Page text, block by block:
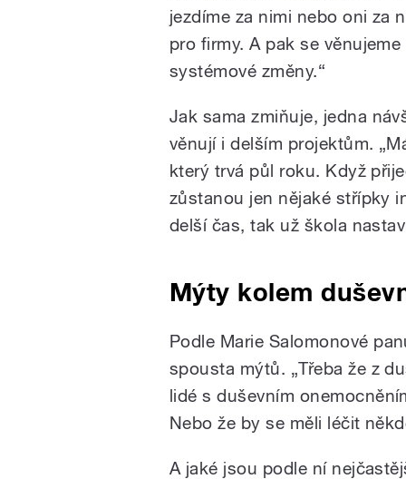
jezdíme za nimi nebo oni za
pro firmy. A pak se
systémové změny.“
Jak sama zmiňuje, jedna
věnují i delším projektům.
který trvá půl roku. Když
zůstanou jen nějaké střípky
delší čas, tak už škola
Mýty kolem
Podle Marie Salomonové
spousta mýtů. „Třeba že z
lidé s duševním
Nebo že by se měli léčit
A jaké jsou podle ní